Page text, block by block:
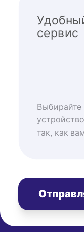
сервис
так, как